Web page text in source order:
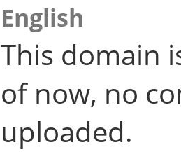
English
This domain
of now, no
uploaded.